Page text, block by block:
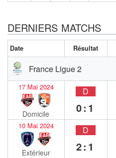
DERNIERS MATCHS
Date Résultat
France Ligue 2
17 Mai 2024
Domicile
D
0:1
10 Mai 2024
Extérieur
D
2:1